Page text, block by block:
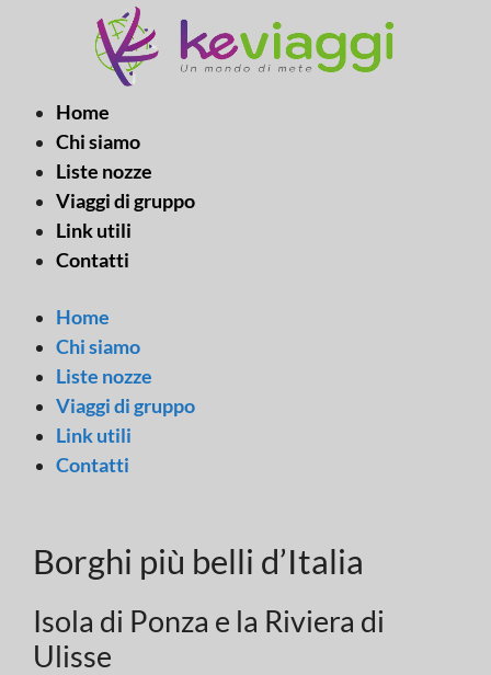
Home
Chi siamo
Liste nozze
Viaggi di gruppo
Link utili
Contatti
Home
Chi siamo
Liste nozze
Viaggi di gruppo
Link utili
Contatti
Borghi più belli d’Italia
Isola di Ponza e la Riviera di
Ulisse